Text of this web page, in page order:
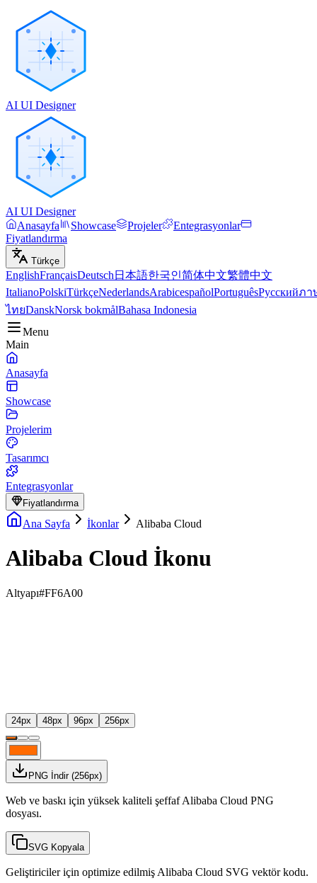
AI UI Designer
AI UI Designer
Anasayfa
Showcase Projeler
Entegrasyonlar
Fiyatlandırma
Türkçe
EnglishFrançaisDeutsch 日本語한국인简体中文繁體中文
ItalianoPolskiTürkçeNederlandsArabicespañolPortuguêsРусскийภา
ไทยDanskNorsk bokmålBahasa Indonesia
Menu
Main
Anasayfa
Showcase
Projelerim
Tasarımcı
Entegrasyonlar
Fiyatlandırma
Ana Sayfa İkonlar Alibaba Cloud
Alibaba Cloud İkonu
Altyapı#FF6A00
24px 48px 96px 256px
PNG İndir(256px)
Web ve baskı için yüksek kaliteli şeffaf Alibaba Cloud PNG
dosyası.
SVG Kopyala
Geliştiriciler için optimize edilmiş Alibaba Cloud SVG vektör kodu.